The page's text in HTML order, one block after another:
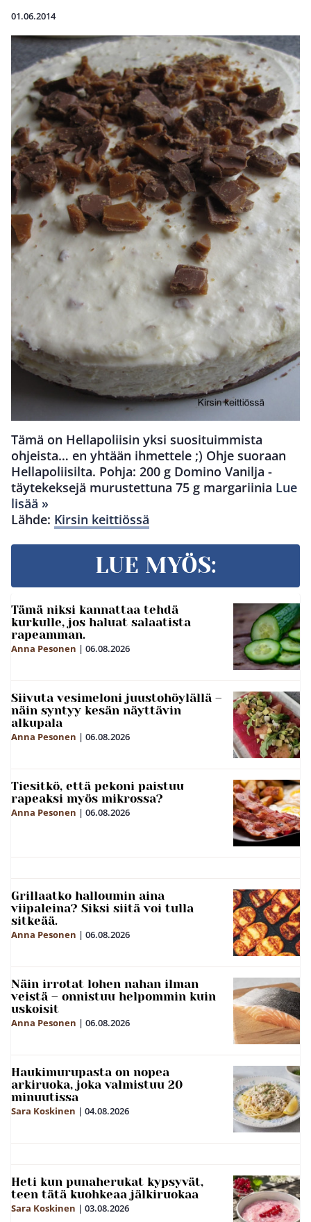
01.06.2014
Tämä on Hellapoliisin yksi suosituimmista
ohjeista… en yhtään ihmettele ;) Ohje suoraan
Hellapoliisilta. Pohja: 200 g Domino Vanilja -
täytekeksejä murustettuna 75 g margariinia Lue
lisää »
Lähde: Kirsin keittiössä
LUE MYÖS:
Tämä niksi kannattaa tehdä
kurkulle, jos haluat salaatista
rapeamman.
Anna Pesonen | 06.08.2026
Siivuta vesimeloni juustohöylällä –
näin syntyy kesän näyttävin
alkupala
Anna Pesonen | 06.08.2026
Tiesitkö, että pekoni paistuu
rapeaksi myös mikrossa?
Anna Pesonen | 06.08.2026
Grillaatko halloumin aina
viipaleina? Siksi siitä voi tulla
sitkeää.
Anna Pesonen | 06.08.2026
Näin irrotat lohen nahan ilman
veistä – onnistuu helpommin kuin
uskoisit
Anna Pesonen | 06.08.2026
Haukimurupasta on nopea
arkiruoka, joka valmistuu 20
minuutissa
Sara Koskinen | 04.08.2026
Heti kun punaherukat kypsyvät,
teen tätä kuohkeaa jälkiruokaa
Sara Koskinen | 03.08.2026